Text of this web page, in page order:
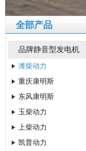
全部产品
品牌静音型发电机
潍柴动力
重庆康明斯
东风康明斯
玉柴动力
上柴动力
凯普动力